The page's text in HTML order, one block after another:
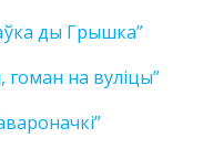
ды Грышка”
на вуліцы”